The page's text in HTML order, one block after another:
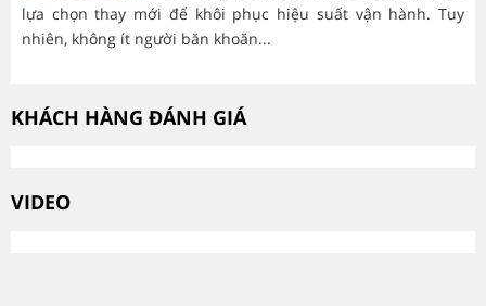
lựa chọn thay mới để khôi phục hiệu suất vận hành. Tuy
nhiên, không ít người băn khoăn...
KHÁCH HÀNG ĐÁNH GIÁ
VIDEO